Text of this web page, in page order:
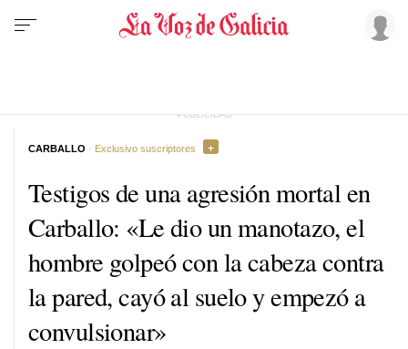
Testigos de una agresión mortal en
Carballo: «Le dio un manotazo, el
hombre golpeó con la cabeza contra
la pared, cayó al suelo y empezó a
convulsionar»
CARBALLO · Exclusivo suscriptores